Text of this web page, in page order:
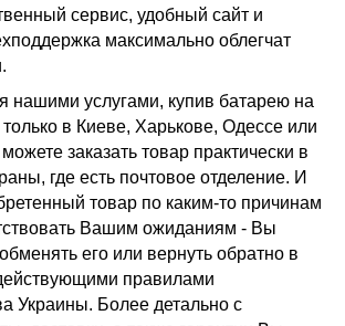
сервис, удобный сайт и
максимально облегчат
нашими услугами, купив батарею на
в Киеве, Харькове, Одессе или
заказать товар практически в
где есть почтовое отделение. И
товар по каким-то причинам
Вашим ожиданиям - Вы
его или вернуть обратно в
правилами
Украины. Более детально с